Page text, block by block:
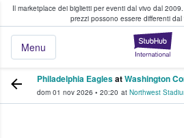
Il marketplace dei biglietti per eventi dal vivo dal 2009.
prezzi possono essere differenti
Menu
fan comprano e
Philadelphia EaglesatWashington
dom 01 nov 2026 • 20:20 at Northwest